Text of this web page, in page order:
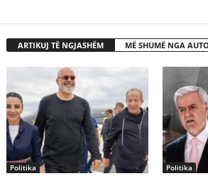
ARTIKUJ TË NGJASHËM MË SHUMË NGA
Politika Politika